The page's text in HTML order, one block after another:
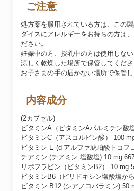
ご注意
処方薬を服用されている方は、この
ダイスにアレルギーをお持ちの方は
ださい。
妊娠中の方、授乳中の方は使用しな
涼しく乾燥した場所で保管してくだ
お子さまの手の届かない場所で保管
内容成分
(2カプセル)
ビタミンA（ビタミンAパルミチン酸
ビタミンC（アスコルビン酸） 100
ビタミン E (d-アルファ琥珀酸トコフ
チアミン (チアミン 塩酸塩) 10 mg
リボフラビン（ビタミンB2） 10 mg
ビタミンB6（ピリドキシン塩酸塩か
ビタミン B12 (シアノコバラミン) 50